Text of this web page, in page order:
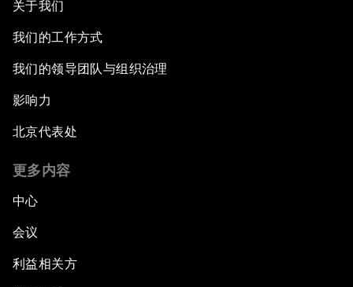
关于我们
我们的工作方式
我们的领导团队与组织治理
影响力
北京代表处
更多内容
中心
会议
利益相关方